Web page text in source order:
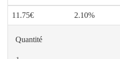
11.75€ 2.10%
Quantité